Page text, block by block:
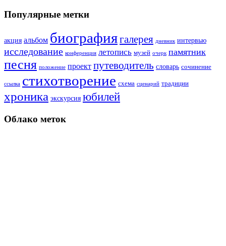
Популярные метки
акция альбом биографиягалерея дневник интервью
исследование конференция летопись музей очерк памятник
песня положение проект путеводитель словарь сочинение
ссылка стихотворение схема сценарий традиции
хроника экскурсия юбилей
Облако меток